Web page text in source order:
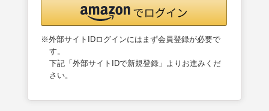
※外部サイトIDログインにはまず会員登録が必要で
す。
下記「外部サイトIDで新規登録」よりお進みくだ
さい。